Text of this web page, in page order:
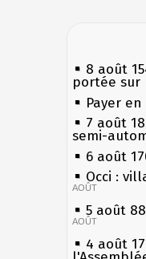
8 août
portée sur
Payer
7 août
semi-
6 août
Occi :
AOÛT
5 août
AOÛT
4 août